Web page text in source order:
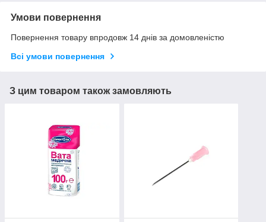
Умови повернення
Повернення товару впродовж 14 днів за домовленістю
Всі умови повернення
З цим товаром також замовляють